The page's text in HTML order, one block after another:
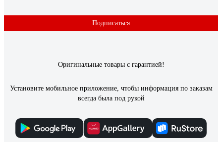
Подписаться
Оригинальные товары с гарантией!
Установите мобильное приложение, чтобы информация по заказам
всегда была под рукой